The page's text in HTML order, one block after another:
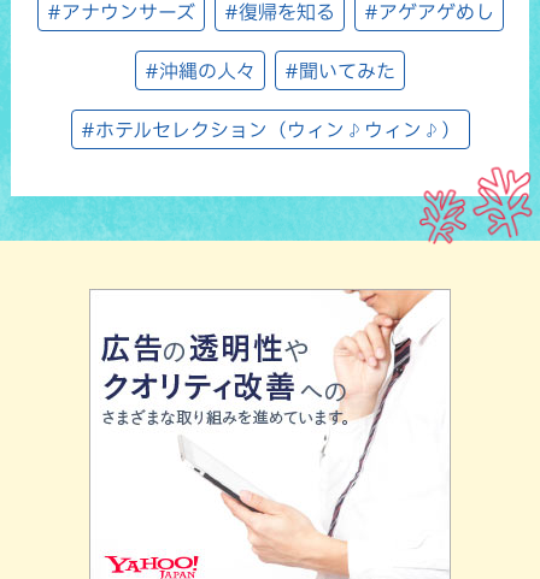
#アナウンサーズ #復帰を知る #アゲアゲめし
#沖縄の人々 #聞いてみた
#ホテルセレクション（ウィン♪ウィン♪）